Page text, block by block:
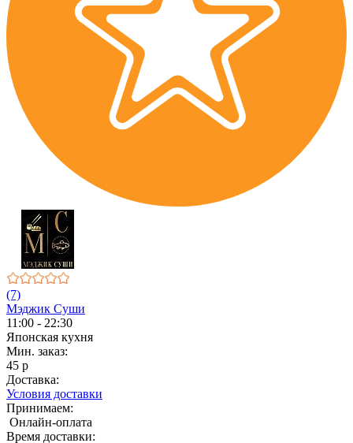
(7)
Мэджик Суши
11:00 - 22:30
Японская кухня
Мин. заказ:
45 р
Доставка:
Условия доставки
Принимаем:
Онлайн-оплата
Время доставки: